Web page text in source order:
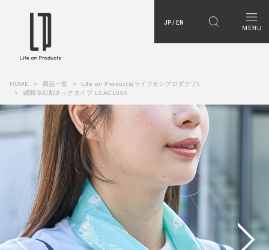
JP / EN
HOME 商品一覧
Life on Products(ライフオンプロダクツ)
瞬間冷却剤ネックタイプ LCACL004